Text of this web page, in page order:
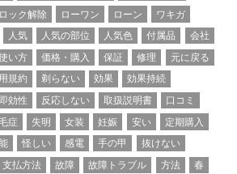
ロック解除 ローワン ローン
ワキガ
人気 人気の部位 人気色 付属品
会社
い方 価格・購入 保証 修理
元に戻る
規約 剃らない 効果
効果持続
即効性 反応しない 取扱説明書
口コミ
症 失明 女装 妊娠 安い
定期購入
怪しい 感電 手の甲
抜けない
支払方法 故障 故障トラブル 方法
春